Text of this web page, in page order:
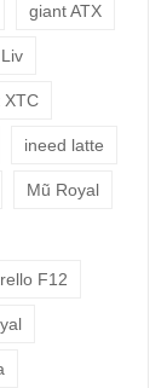
giant ATX
XTC
ineed latte
Mũ Royal
F12